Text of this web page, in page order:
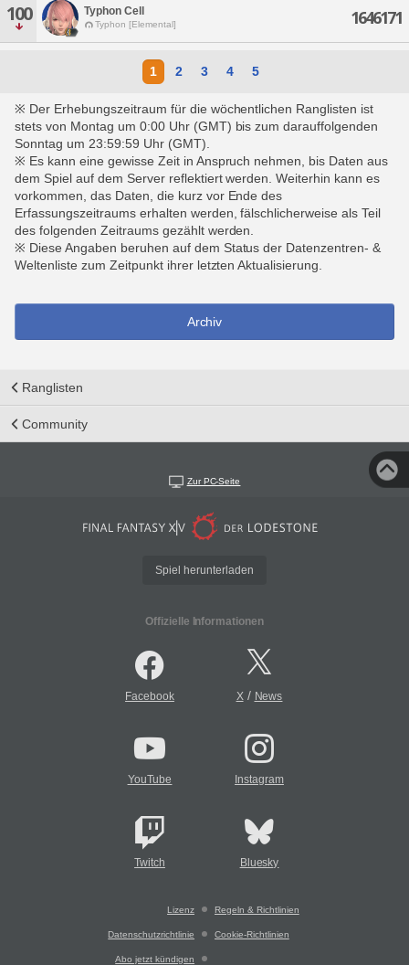
100 Typhon Cell
Typhon [Elemental] 1646171
1 2 3 4 5
※ Der Erhebungszeitraum für die wöchentlichen Ranglisten ist
stets von Montag um 0:00 Uhr (GMT) bis zum darauffolgenden
Sonntag um 23:59:59 Uhr (GMT).
※ Es kann eine gewisse Zeit in Anspruch nehmen, bis Daten aus
dem Spiel auf dem Server reflektiert werden. Weiterhin kann es
vorkommen, das Daten, die kurz vor Ende des
Erfassungszeitraums erhalten werden, fälschlicherweise als Teil
des folgenden Zeitraums gezählt werden.
※ Diese Angaben beruhen auf dem Status der Datenzentren- &
Weltenliste zum Zeitpunkt ihrer letzten Aktualisierung.
Archiv
Ranglisten
Community
Zur PC-Seite
Spiel herunterladen
Offizielle Informationen
Facebook X/ News
YouTube Instagram
Twitch Bluesky
Lizenz Regeln & Richtlinien
Datenschutzrichtlinie Cookie-Richtlinien
Abo jetzt kündigen